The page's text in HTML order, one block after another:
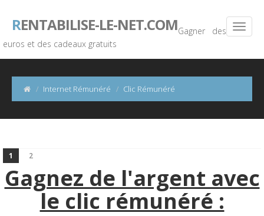
RENTABILISE-LE-NET.COMGagner des
euros et des cadeaux gratuits
Internet Rémunéré Clic Rémunéré
1 2
Gagnez de l'argent avec
le clic rémunéré :